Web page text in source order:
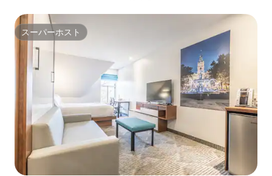
スーパーホスト
スーパーホスト